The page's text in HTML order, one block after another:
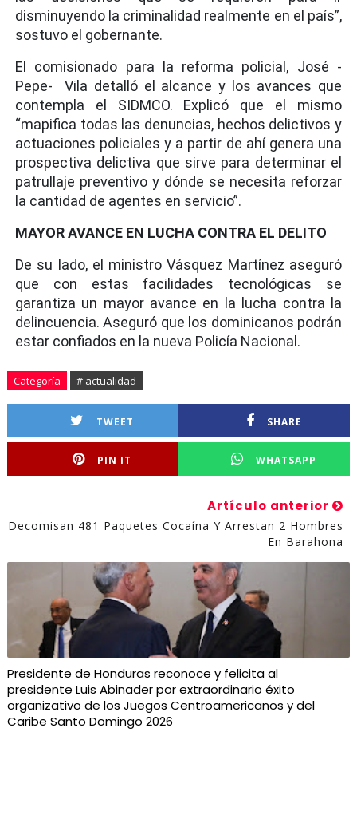
disminuyendo la criminalidad realmente en el país”,
sostuvo el gobernante.
El comisionado para la reforma policial, José -
Pepe- Vila detalló el alcance y los avances que
contempla el SIDMCO. Explicó que el mismo
“mapifica todas las denuncias, hechos delictivos y
actuaciones policiales y a partir de ahí genera una
prospectiva delictiva que sirve para determinar el
patrullaje preventivo y dónde se necesita reforzar
la cantidad de agentes en servicio”.
MAYOR AVANCE EN LUCHA CONTRA EL DELITO
De su lado, el ministro Vásquez Martínez aseguró
que con estas facilidades tecnológicas se
garantiza un mayor avance en la lucha contra la
delincuencia. Aseguró que los dominicanos podrán
estar confiados en la nueva Policía Nacional.
Categoría # actualidad
TWEET SHARE
PIN IT WHATSAPP
Artículo anterior
Decomisan 481 Paquetes Cocaína Y Arrestan 2 Hombres
En Barahona
Presidente de Honduras reconoce y felicita al
presidente Luis Abinader por extraordinario éxito
organizativo de los Juegos Centroamericanos y del
Caribe Santo Domingo 2026